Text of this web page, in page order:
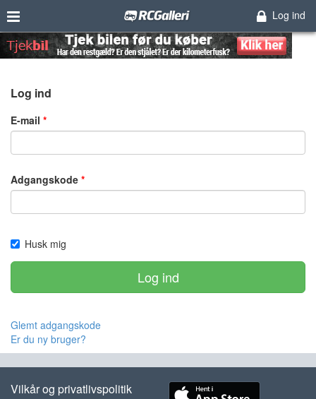
Log ind
Log ind
E-mail
Adgangskode
Husk mig
Log ind
Glemt adgangskode
Er du ny bruger?
Vilkår og privatlivspolitik